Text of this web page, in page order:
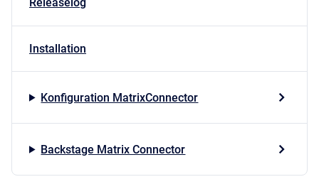
Installation
Konfiguration MatrixConnector
Backstage Matrix Connector